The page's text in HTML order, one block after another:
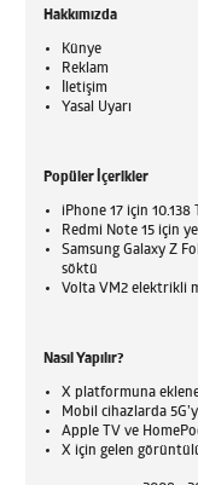
Hakkımızda
Künye
Reklam
İletişim
Yasal Uyarı
Popüler İçerikler
iPhone 17 için
Redmi Note 15 için
Samsung Galaxy Z
söktü
Volta VM2 elektrikli
Nasıl Yapılır?
X platformuna
Mobil cihazlarda
Apple TV ve
X için gelen